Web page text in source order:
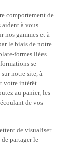
comportement de
à vous
nos gammes et à
le biais de notre
formes liées
se
notre site, à
votre intérêt
au panier, les
de vos
de visualiser
partager le